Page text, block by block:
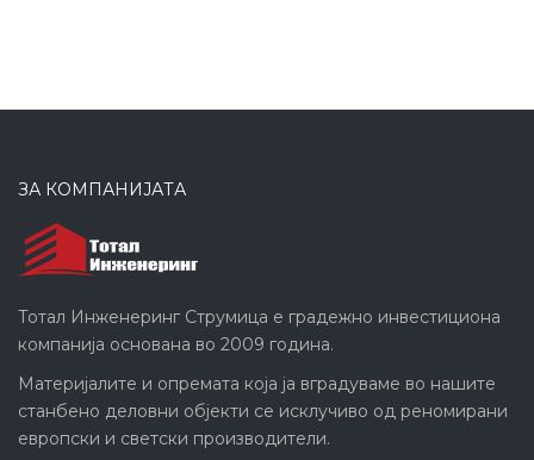
ЗА КОМПАНИЈАТА
Тотал Инженеринг Струмица е градежно инвестициона
компанија основана во 2009 година.
Материјалите и опремата која ја вградуваме во нашите
станбено деловни објекти се исклучиво од реномирани
европски и светски производители.